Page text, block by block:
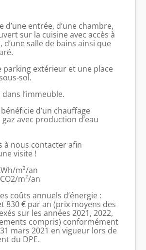
d’une entrée, d’une chambre,
sur la cuisine avec accès à
d’une salle de bains ainsi que
parking extérieur et une place
sol.
l’immeuble.
d’un chauffage
avec production d’eau
à nous contacter afin
visite !
m²/an
m²/an
coûts annuels d’énergie :
830 € par an (prix moyens des
sur les années 2021, 2022,
compris) conformément
mars 2021 en vigueur lors de
du DPE.